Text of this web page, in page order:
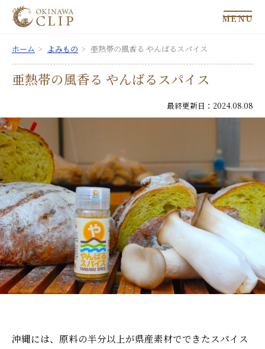
MENU
ホーム よみもの 亜熱帯の風香る やんばるスパイス
亜熱帯の風香る やんばるスパイス
最終更新日：2024.08.08
沖縄には、原料の半分以上が県産素材でできたスパイス